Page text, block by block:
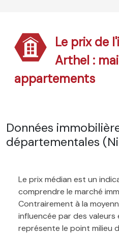
Le prix de
Arthel :
appartements
Données
départementales
Le prix médian est un
comprendre le marché
Contrairement à la
influencée par des valeurs
représente le point milieu